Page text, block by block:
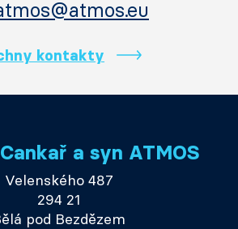
kontakty
a syn ATMOS
Velenského 487
294 21
pod Bezdězem